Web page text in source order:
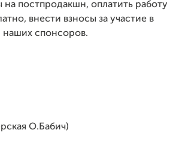
постпродакшн, оплатить работу
внести взносы за участие в
наших спонсоров.
О.Бабич)